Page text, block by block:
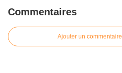
Commentaires
Ajouter un commentaire